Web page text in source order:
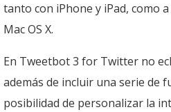
tanto con iPhone y iPad, como
Mac OS X.
En Tweetbot 3 for Twitter no
además de incluir una serie de
posibilidad de personalizar la